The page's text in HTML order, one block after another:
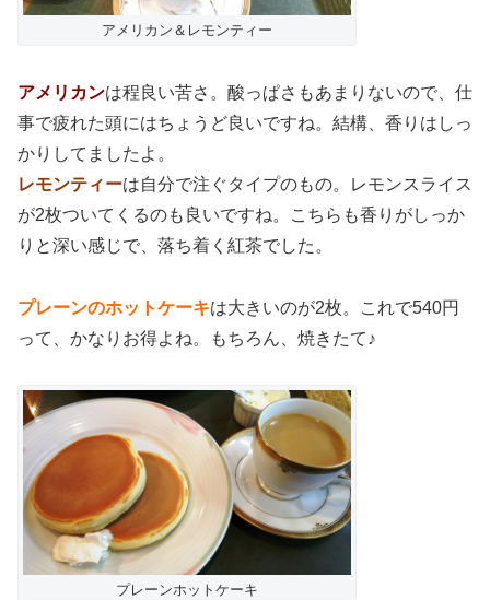
アメリカン＆レモンティー
アメリカンは程良い苦さ。酸っぱさもあまりないので、仕
事で疲れた頭にはちょうど良いですね。結構、香りはしっ
かりしてましたよ。
レモンティーは自分で注ぐタイプのもの。レモンスライス
が2枚ついてくるのも良いですね。こちらも香りがしっか
りと深い感じで、落ち着く紅茶でした。
プレーンのホットケーキは大きいのが2枚。これで540円
って、かなりお得よね。もちろん、焼きたて♪
プレーンホットケーキ